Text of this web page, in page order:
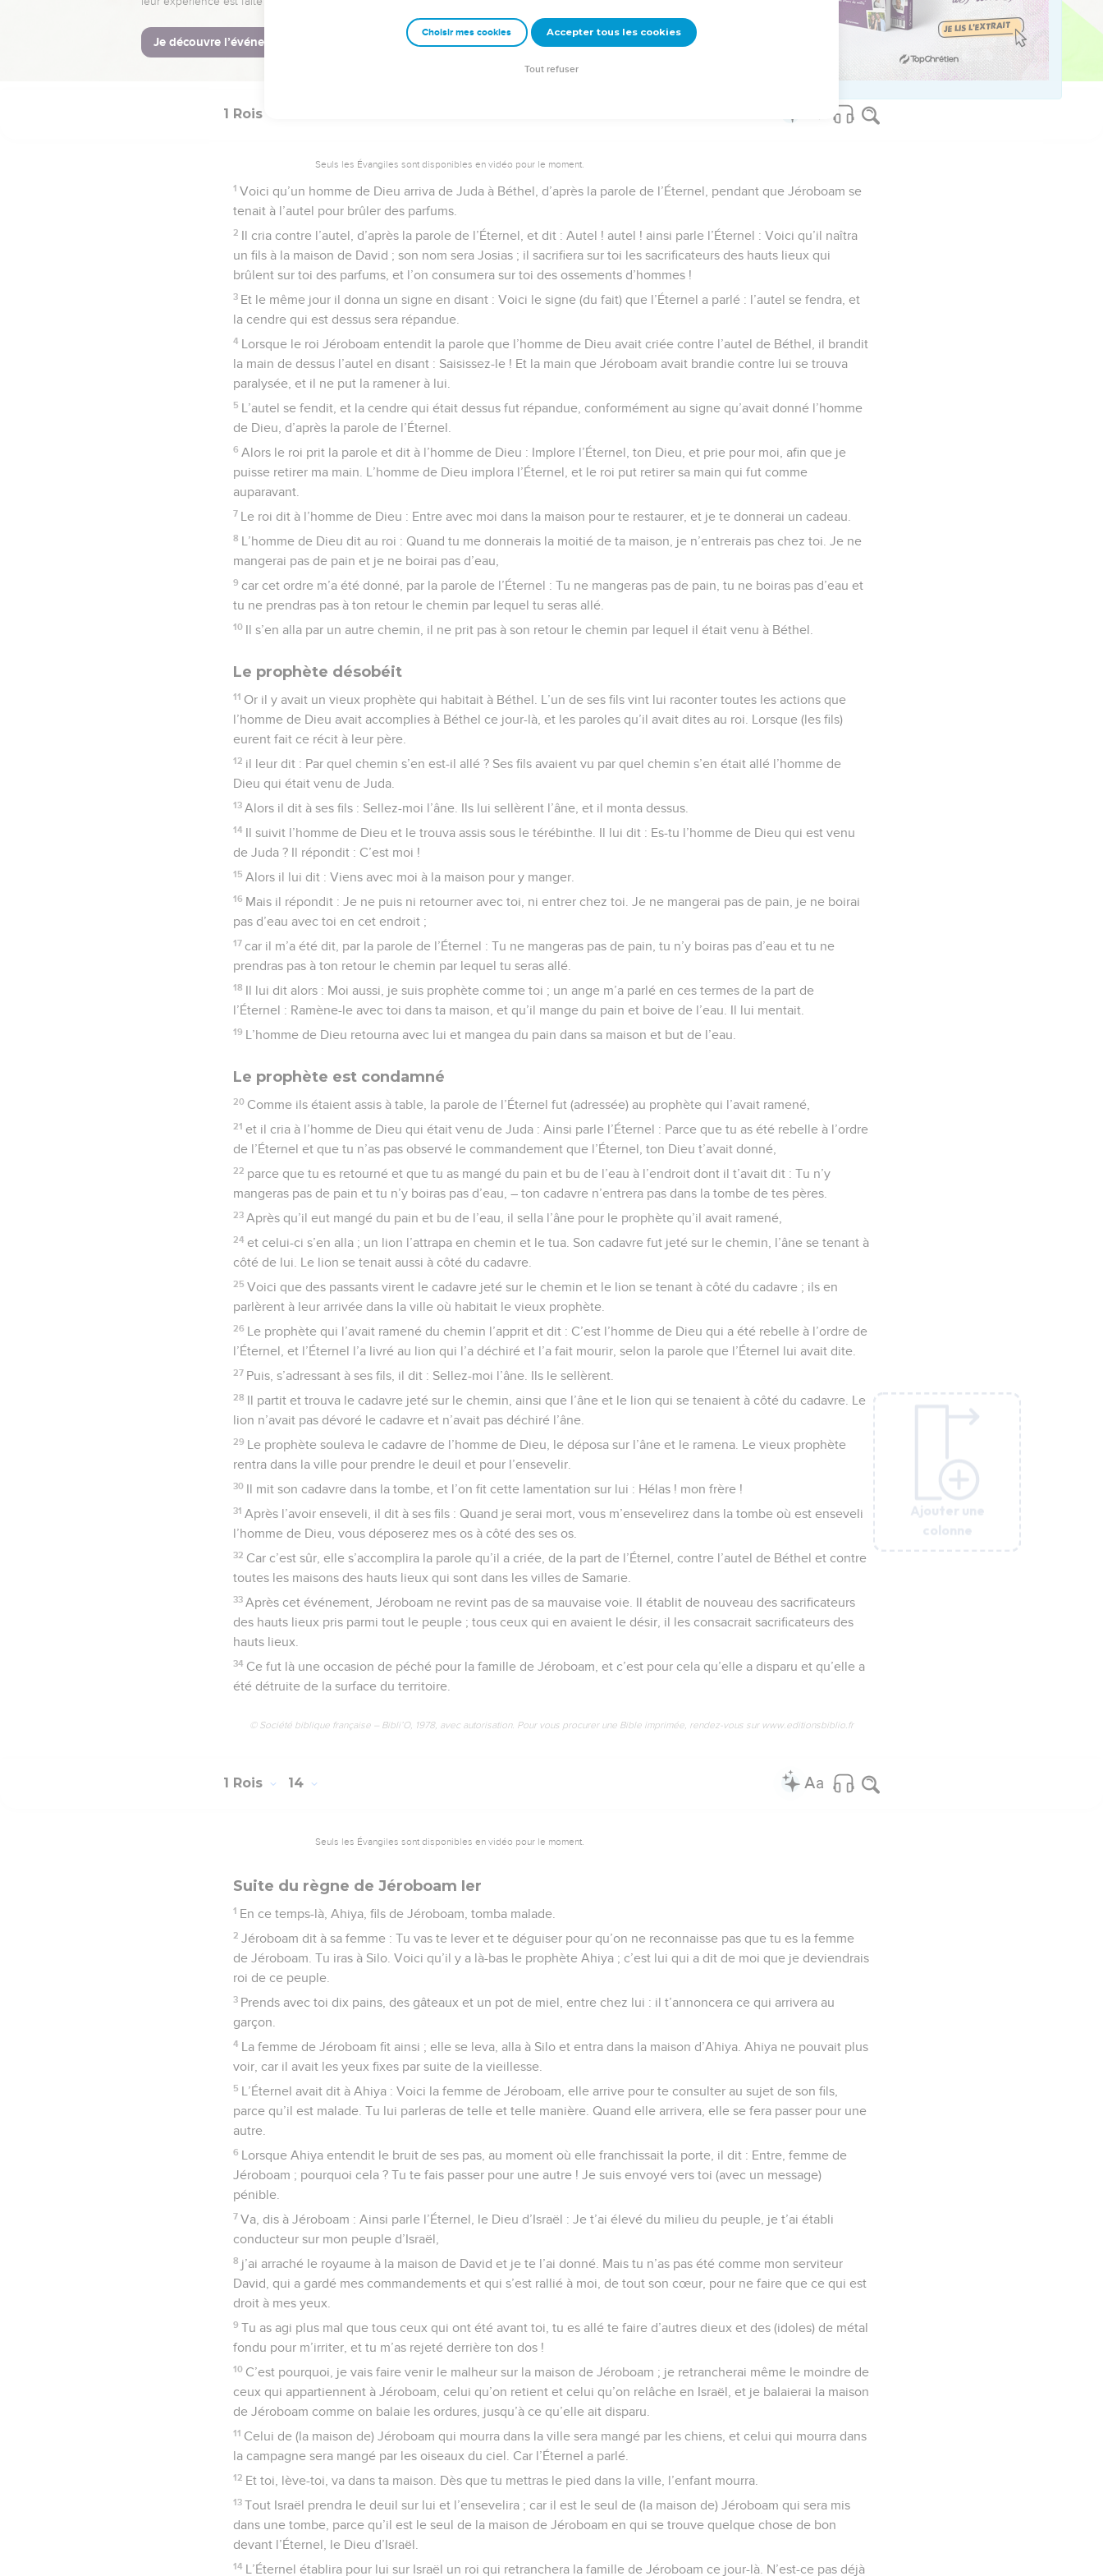
propre initiative. Il fit une fête pour les fils d’Israël et monta à l’autel pour brûler des parfums.
© Société biblique française – Bibli’O, 1978, avec autorisation. Pour vous procurer une Bible imprimée, rendez-vous sur www.editionsbiblio.fr
Ajouter une
colonne
1 Rois
Seuls les Évangiles sont disponibles en vidéo pour le moment.
1 Voici qu’un homme de Dieu arriva de Juda à Béthel, d’après la parole de l’Éternel, pendant que Jéroboam se
tenait à l’autel pour brûler des parfums.
2 Il cria contre l’autel, d’après la parole de l’Éternel, et dit : Autel ! autel ! ainsi parle l’Éternel : Voici qu’il naîtra
un fils à la maison de David ; son nom sera Josias ; il sacrifiera sur toi les sacrificateurs des hauts lieux qui
brûlent sur toi des parfums, et l’on consumera sur toi des ossements d’hommes !
3 Et le même jour il donna un signe en disant : Voici le signe (du fait) que l’Éternel a parlé : l’autel se fendra, et
la cendre qui est dessus sera répandue.
4 Lorsque le roi Jéroboam entendit la parole que l’homme de Dieu avait criée contre l’autel de Béthel, il brandit
la main de dessus l’autel en disant : Saisissez-le ! Et la main que Jéroboam avait brandie contre lui se trouva
paralysée, et il ne put la ramener à lui.
5 L’autel se fendit, et la cendre qui était dessus fut répandue, conformément au signe qu’avait donné l’homme
de Dieu, d’après la parole de l’Éternel.
6 Alors le roi prit la parole et dit à l’homme de Dieu : Implore l’Éternel, ton Dieu, et prie pour moi, afin que je
puisse retirer ma main. L’homme de Dieu implora l’Éternel, et le roi put retirer sa main qui fut comme
auparavant.
7 Le roi dit à l’homme de Dieu : Entre avec moi dans la maison pour te restaurer, et je te donnerai un cadeau.
8 L’homme de Dieu dit au roi : Quand tu me donnerais la moitié de ta maison, je n’entrerais pas chez toi. Je ne
mangerai pas de pain et je ne boirai pas d’eau,
9 car cet ordre m’a été donné, par la parole de l’Éternel : Tu ne mangeras pas de pain, tu ne boiras pas d’eau et
tu ne prendras pas à ton retour le chemin par lequel tu seras allé.
10 Il s’en alla par un autre chemin, il ne prit pas à son retour le chemin par lequel il était venu à Béthel.
Le prophète désobéit
11 Or il y avait un vieux prophète qui habitait à Béthel. L’un de ses fils vint lui raconter toutes les actions que
l’homme de Dieu avait accomplies à Béthel ce jour-là, et les paroles qu’il avait dites au roi. Lorsque (les fils)
eurent fait ce récit à leur père.
12 il leur dit : Par quel chemin s’en est-il allé ? Ses fils avaient vu par quel chemin s’en était allé l’homme de
Dieu qui était venu de Juda.
13 Alors il dit à ses fils : Sellez-moi l’âne. Ils lui sellèrent l’âne, et il monta dessus.
14 Il suivit l’homme de Dieu et le trouva assis sous le térébinthe. Il lui dit : Es-tu l’homme de Dieu qui est venu
de Juda ? Il répondit : C’est moi !
15 Alors il lui dit : Viens avec moi à la maison pour y manger.
16 Mais il répondit : Je ne puis ni retourner avec toi, ni entrer chez toi. Je ne mangerai pas de pain, je ne boirai
pas d’eau avec toi en cet endroit ;
17 car il m’a été dit, par la parole de l’Éternel : Tu ne mangeras pas de pain, tu n’y boiras pas d’eau et tu ne
prendras pas à ton retour le chemin par lequel tu seras allé.
18 Il lui dit alors : Moi aussi, je suis prophète comme toi ; un ange m’a parlé en ces termes de la part de
l’Éternel : Ramène-le avec toi dans ta maison, et qu’il mange du pain et boive de l’eau. Il lui mentait.
19 L’homme de Dieu retourna avec lui et mangea du pain dans sa maison et but de l’eau.
Le prophète est condamné
20 Comme ils étaient assis à table, la parole de l’Éternel fut (adressée) au prophète qui l’avait ramené,
21 et il cria à l’homme de Dieu qui était venu de Juda : Ainsi parle l’Éternel : Parce que tu as été rebelle à l’ordre
de l’Éternel et que tu n’as pas observé le commandement que l’Éternel, ton Dieu t’avait donné,
22 parce que tu es retourné et que tu as mangé du pain et bu de l’eau à l’endroit dont il t’avait dit : Tu n’y
mangeras pas de pain et tu n’y boiras pas d’eau, – ton cadavre n’entrera pas dans la tombe de tes pères.
23 Après qu’il eut mangé du pain et bu de l’eau, il sella l’âne pour le prophète qu’il avait ramené,
24 et celui-ci s’en alla ; un lion l’attrapa en chemin et le tua. Son cadavre fut jeté sur le chemin, l’âne se tenant à
côté de lui. Le lion se tenait aussi à côté du cadavre.
25 Voici que des passants virent le cadavre jeté sur le chemin et le lion se tenant à côté du cadavre ; ils en
parlèrent à leur arrivée dans la ville où habitait le vieux prophète.
26 Le prophète qui l’avait ramené du chemin l’apprit et dit : C’est l’homme de Dieu qui a été rebelle à l’ordre de
l’Éternel, et l’Éternel l’a livré au lion qui l’a déchiré et l’a fait mourir, selon la parole que l’Éternel lui avait dite.
27 Puis, s’adressant à ses fils, il dit : Sellez-moi l’âne. Ils le sellèrent.
28 Il partit et trouva le cadavre jeté sur le chemin, ainsi que l’âne et le lion qui se tenaient à côté du cadavre. Le
lion n’avait pas dévoré le cadavre et n’avait pas déchiré l’âne.
29 Le prophète souleva le cadavre de l’homme de Dieu, le déposa sur l’âne et le ramena. Le vieux prophète
rentra dans la ville pour prendre le deuil et pour l’ensevelir.
30 Il mit son cadavre dans la tombe, et l’on fit cette lamentation sur lui : Hélas ! mon frère !
31 Après l’avoir enseveli, il dit à ses fils : Quand je serai mort, vous m’ensevelirez dans la tombe où est enseveli
l’homme de Dieu, vous déposerez mes os à côté des ses os.
32 Car c’est sûr, elle s’accomplira la parole qu’il a criée, de la part de l’Éternel, contre l’autel de Béthel et contre
toutes les maisons des hauts lieux qui sont dans les villes de Samarie.
33 Après cet événement, Jéroboam ne revint pas de sa mauvaise voie. Il établit de nouveau des sacrificateurs
des hauts lieux pris parmi tout le peuple ; tous ceux qui en avaient le désir, il les consacrait sacrificateurs des
hauts lieux.
34 Ce fut là une occasion de péché pour la famille de Jéroboam, et c’est pour cela qu’elle a disparu et qu’elle a
été détruite de la surface du territoire.
© Société biblique française – Bibli’O, 1978, avec autorisation. Pour vous procurer une Bible imprimée, rendez-vous sur www.editionsbiblio.fr
Ajouter une
colonne
1 Rois 14
Seuls les Évangiles sont disponibles en vidéo pour le moment.
Suite du règne de Jéroboam Ier
1 En ce temps-là, Ahiya, fils de Jéroboam, tomba malade.
2 Jéroboam dit à sa femme : Tu vas te lever et te déguiser pour qu’on ne reconnaisse pas que tu es la femme
de Jéroboam. Tu iras à Silo. Voici qu’il y a là-bas le prophète Ahiya ; c’est lui qui a dit de moi que je deviendrais
roi de ce peuple.
3 Prends avec toi dix pains, des gâteaux et un pot de miel, entre chez lui : il t’annoncera ce qui arrivera au
garçon.
4 La femme de Jéroboam fit ainsi ; elle se leva, alla à Silo et entra dans la maison d’Ahiya. Ahiya ne pouvait plus
voir, car il avait les yeux fixes par suite de la vieillesse.
5 L’Éternel avait dit à Ahiya : Voici la femme de Jéroboam, elle arrive pour te consulter au sujet de son fils,
parce qu’il est malade. Tu lui parleras de telle et telle manière. Quand elle arrivera, elle se fera passer pour une
autre.
6 Lorsque Ahiya entendit le bruit de ses pas, au moment où elle franchissait la porte, il dit : Entre, femme de
Jéroboam ; pourquoi cela ? Tu te fais passer pour une autre ! Je suis envoyé vers toi (avec un message)
pénible.
7 Va, dis à Jéroboam : Ainsi parle l’Éternel, le Dieu d’Israël : Je t’ai élevé du milieu du peuple, je t’ai établi
conducteur sur mon peuple d’Israël,
8 j’ai arraché le royaume à la maison de David et je te l’ai donné. Mais tu n’as pas été comme mon serviteur
David, qui a gardé mes commandements et qui s’est rallié à moi, de tout son cœur, pour ne faire que ce qui est
droit à mes yeux.
9 Tu as agi plus mal que tous ceux qui ont été avant toi, tu es allé te faire d’autres dieux et des (idoles) de métal
fondu pour m’irriter, et tu m’as rejeté derrière ton dos !
10 C’est pourquoi, je vais faire venir le malheur sur la maison de Jéroboam ; je retrancherai même le moindre de
ceux qui appartiennent à Jéroboam, celui qu’on retient et celui qu’on relâche en Israël, et je balaierai la maison
de Jéroboam comme on balaie les ordures, jusqu’à ce qu’elle ait disparu.
11 Celui de (la maison de) Jéroboam qui mourra dans la ville sera mangé par les chiens, et celui qui mourra dans
la campagne sera mangé par les oiseaux du ciel. Car l’Éternel a parlé.
12 Et toi, lève-toi, va dans ta maison. Dès que tu mettras le pied dans la ville, l’enfant mourra.
13 Tout Israël prendra le deuil sur lui et l’ensevelira ; car il est le seul de (la maison de) Jéroboam qui sera mis
dans une tombe, parce qu’il est le seul de la maison de Jéroboam en qui se trouve quelque chose de bon
devant l’Éternel, le Dieu d’Israël.
14 L’Éternel établira pour lui sur Israël un roi qui retranchera la famille de Jéroboam ce jour-là. N’est-ce pas déjà
Ajouter une
colonne
Ajouter une
colonne
Ajouter une
colonne
Ajouter une
colonne
Choisir mes cookies Accepter tous les cookies
Tout refuser